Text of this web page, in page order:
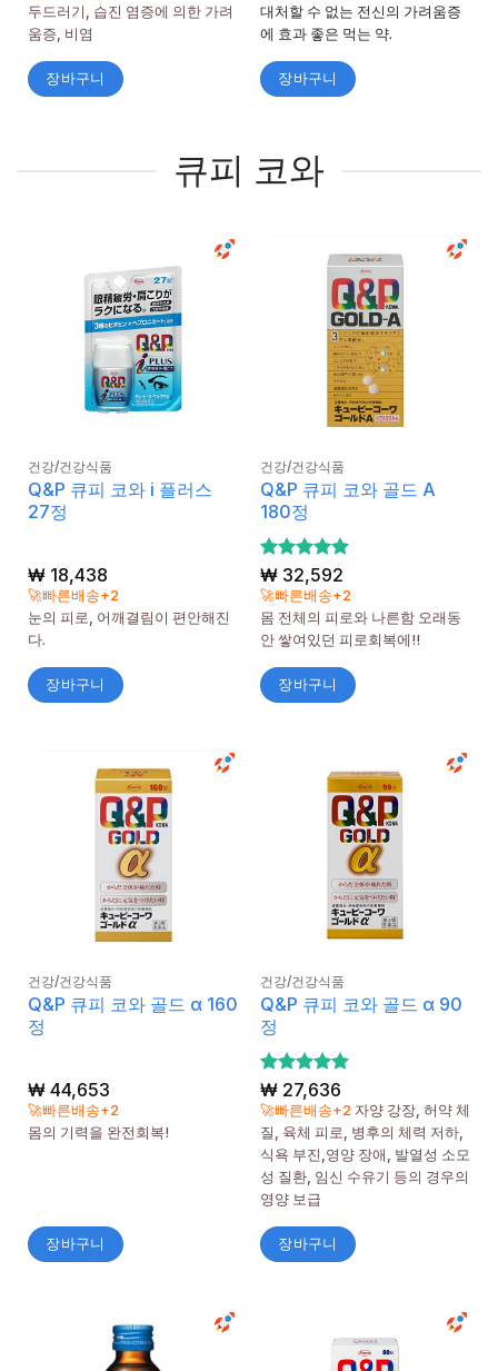
두드러기, 습진 염증에 의한 가려
움증, 비염
장바구니
대처할 수 없는 전신의 가려움증
에 효과 좋은 먹는 약.
장바구니
큐피 코와
건강/건강식품
Q&P 큐피 코와 i 플러스
27정
₩18,438
🚀빠른배송+2
눈의 피로, 어깨결림이 편안해진
다.
장바구니
건강/건강식품
Q&P 큐피 코와 골드 A
180정
5 중에서
5로 평가
됨
₩32,592
🚀빠른배송+2
몸 전체의 피로와 나른함 오래동
안 쌓여있던 피로회복에!!
장바구니
건강/건강식품
Q&P 큐피 코와 골드 α 160
정
₩44,653
🚀빠른배송+2
몸의 기력을 완전회복!
장바구니
건강/건강식품
Q&P 큐피 코와 골드 α 90
정
5 중에서
5로 평가
됨
₩27,636
🚀빠른배송+2 자양 강장, 허약 체
질, 육체 피로, 병후의 체력 저하,
식욕 부진,영양 장애, 발열성 소모
성 질환, 임신 수유기 등의 경우의
영양 보급
장바구니